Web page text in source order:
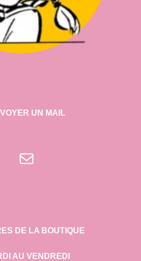
UN MAIL
E-mail
DE LA BOUTIQUE
AU VENDREDI